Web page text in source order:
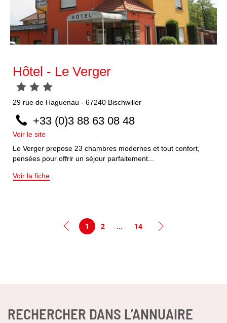
Hôtel - Le Verger
29 rue de Haguenau - 67240 Bischwiller
+33 (0)3 88 63 08 48
Voir le site
Le Verger propose 23 chambres modernes et tout confort,
pensées pour offrir un séjour parfaitement...
Voir la fiche
1 2 ... 14
RECHERCHER DANS L’ANNUAIRE